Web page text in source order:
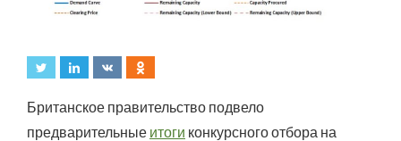
Британское правительство подвело
предварительные итоги конкурсного отбора на